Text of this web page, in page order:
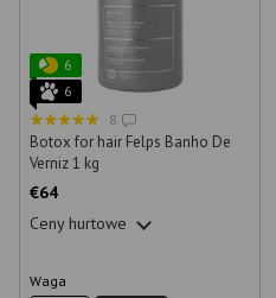
6
6
8
Botox for hair Felps Banho De
Verniz 1 kg
€64
Ceny hurtowe
Waga